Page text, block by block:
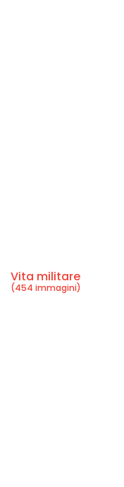
Vita militare
(454 immagini)